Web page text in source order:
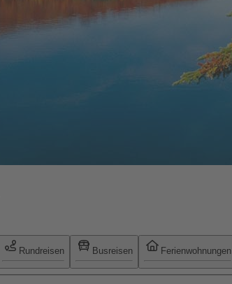
Rundreisen Busreisen Ferienwohnungen